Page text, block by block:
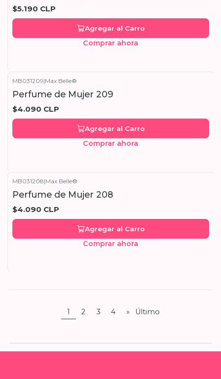
$5.190 CLP
Agregar al Carro
Comprar ahora
MB031209|Max Belle®
Perfume de Mujer 209
$4.090 CLP
Agregar al Carro
Comprar ahora
MB031208|Max Belle®
Perfume de Mujer 208
$4.090 CLP
Agregar al Carro
Comprar ahora
1 2 3 4 » Último